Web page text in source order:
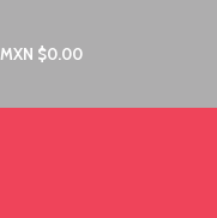
MXN $0.00